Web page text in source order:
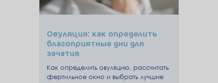
Овуляция: как определить
благоприятные дни для
зачатия
Как определить овуляцию, рассчитать
фертильное окно и выбрать лучшие